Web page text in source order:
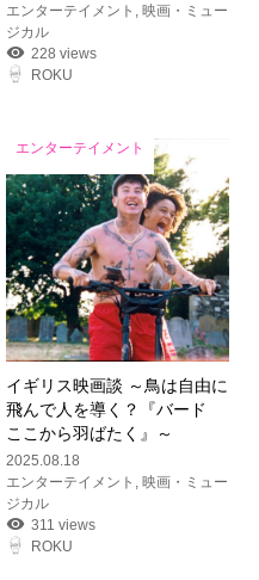
エンターテイメント , 映画・ミュー
ジカル
228 views
ROKU
エンターテイメント
イギリス映画談 ～鳥は自由に
飛んで人を導く？『バード
ここから羽ばたく』～
2025.08.18
エンターテイメント
,映画・ミュー
ジカル
311 views
ROKU